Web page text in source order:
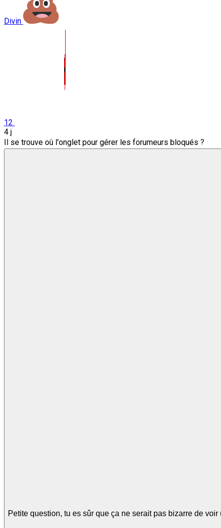
Divin
12
4 j
Il se trouve où l'onglet pour gérer les forumeurs bloqués ?
Petite question, tu es sûr que ça ne serait pas bizarre de